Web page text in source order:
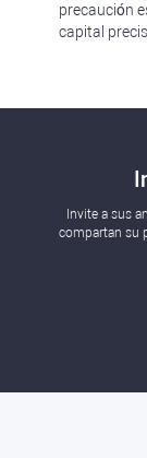
precaución
capital
Invite a sus
compartan su